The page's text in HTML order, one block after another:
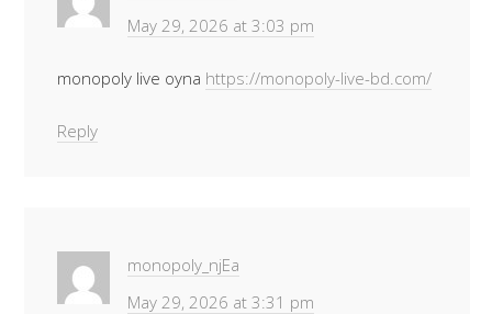
May 29, 2026 at 3:03 pm
monopoly live oyna https://monopoly-live-bd.com/
Reply
monopoly_njEa
May 29, 2026 at 3:31 pm